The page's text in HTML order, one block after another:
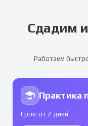
Сдадим
Работаем
Практика
Срок: от 2 дней